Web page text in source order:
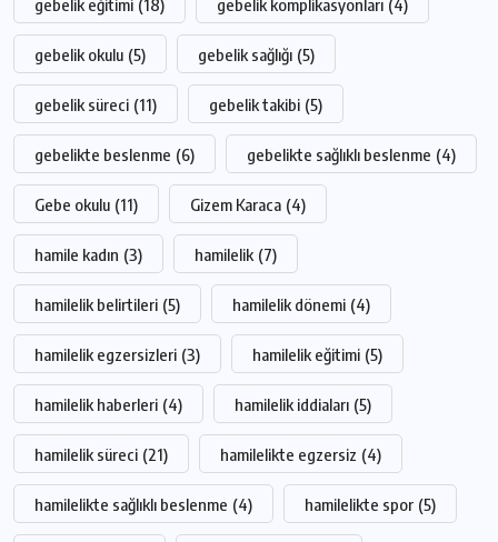
gebelik eğitimi (18) gebelik komplikasyonları (4)
gebelik okulu (5) gebelik sağlığı (5)
gebelik süreci (11) gebelik takibi (5)
gebelikte beslenme (6) gebelikte sağlıklı beslenme (4)
Gebe okulu (11) Gizem Karaca (4)
hamile kadın (3) hamilelik (7)
hamilelik belirtileri (5) hamilelik dönemi (4)
hamilelik egzersizleri (3) hamilelik eğitimi (5)
hamilelik haberleri (4) hamilelik iddiaları (5)
hamilelik süreci (21) hamilelikte egzersiz (4)
hamilelikte sağlıklı beslenme (4) hamilelikte spor (5)